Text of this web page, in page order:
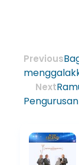
Previous
Next